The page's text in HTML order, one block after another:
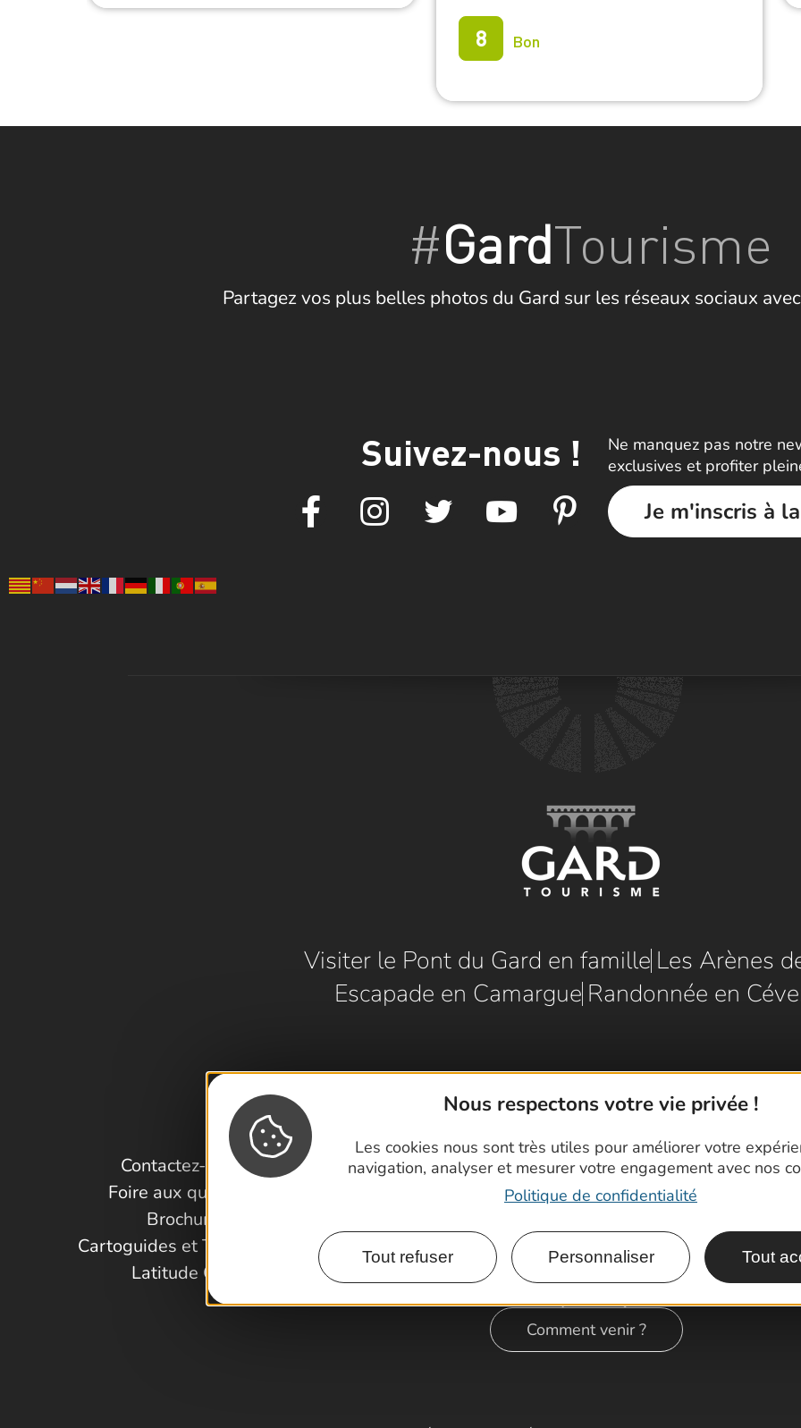
Nous respectons votre vie privée !
Les cookies nous sont très utiles pour améliorer votre
navigation, analyser et mesurer votre engagement avec nos
Politique de confidentialité
Tout refuser Personnaliser Tout
8 Bon
#GardTourisme
Partagez vos plus belles photos du Gard sur les réseaux sociaux
Suivez-nous !
Ne manquez pas notre
exclusives et profiter
Je m'inscris à
Visiter le Pont du Gard en famille Les Arènes
Escapade en Camargue Randonnée en
Contactez-nous !
Foire aux questions
Brochures
Cartoguides et Topoguides
Latitude Gard
Comment venir ?